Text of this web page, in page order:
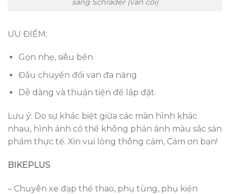
sang Schrader (van cối)
ƯU ĐIỂM:
Gọn nhẹ, siêu bền
Đầu chuyển đổi van đa năng
Dễ dàng và thuận tiện để lắp đặt.
Lưu ý: Do sự khác biệt giữa các màn hình khác
nhau, hình ảnh có thể không phản ánh màu sắc sản
phẩm thực tế. Xin vui lòng thông cảm, Cảm ơn bạn!
BIKEPLUS
– Chuyên xe đạp thể thao, phụ tùng, phụ kiện